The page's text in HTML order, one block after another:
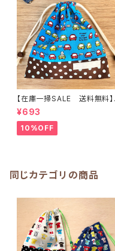
【在庫一掃SALE 送料無料】
着袋(小)21×19cmブルー【白く
まカー柄】★ KU.525354 男の
子 くるま 車｜通園通学用のか
わいい巾着袋や入園オーダーH
¥693
10%OFF
同じカテゴリの商品